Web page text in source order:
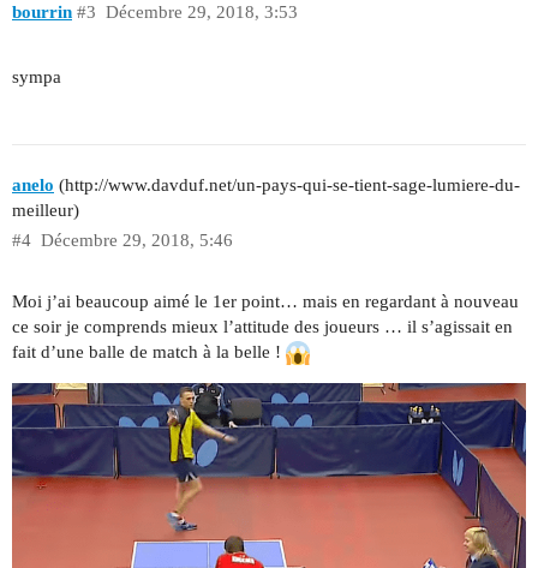
bourrin Décembre 29, 2018, 3:53
#3
sympa
anelo (http://www.davduf.net/un-pays-qui-se-tient-sage-lumiere-du-
meilleur)
Décembre 29, 2018, 5:46
#4
Moi j’ai beaucoup aimé le 1er point… mais en regardant à nouveau
ce soir je comprends mieux l’attitude des joueurs … il s’agissait en
fait d’une balle de match à la belle !